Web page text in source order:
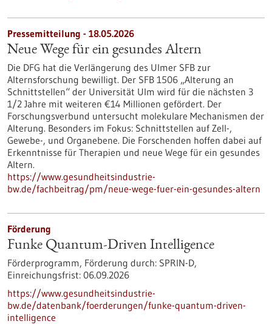
Pressemitteilung - 18.05.2026
Neue Wege für ein gesundes Altern
Die DFG hat die Verlängerung des Ulmer SFB zur
Alternsforschung bewilligt. Der SFB 1506 „Alterung an
Schnittstellen“ der Universität Ulm wird für die nächsten 3
1/2 Jahre mit weiteren €14 Millionen gefördert. Der
Forschungsverbund untersucht molekulare Mechanismen der
Alterung. Besonders im Fokus: Schnittstellen auf Zell-,
Gewebe-​, und Organebene. Die Forschenden hoffen dabei auf
Erkenntnisse für Therapien und neue Wege für ein gesundes
Altern.
https://www.gesundheitsindustrie-
bw.de/fachbeitrag/pm/neue-wege-fuer-ein-gesundes-altern
Förderung
Funke Quantum-Driven Intelligence
Förderprogramm, Förderung durch: SPRIN-D,
Einreichungsfrist: 06.09.2026
https://www.gesundheitsindustrie-
bw.de/datenbank/foerderungen/funke-quantum-driven-
intelligence